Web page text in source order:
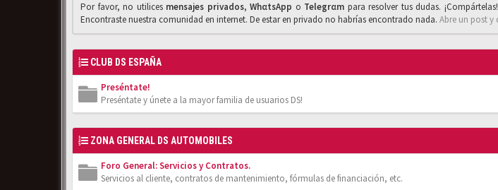
Por favor, no utilices mensajes privados,WhαtsApp o Telegrαm para resolver tus dudas.
Encontraste nuestra comunidad en internet. De estar en privado no habrías encontrado nada. Abre un post y
CLUB DS ESPAÑA
Preséntate!
Preséntate y únete a la mayor familia de usuarios DS!
ZONA GENERAL DS AUTOMOBILES
Foro General: Servicios y Contratos.
Servicios al cliente, contratos de mantenimiento, fórmulas de financiación, etc.